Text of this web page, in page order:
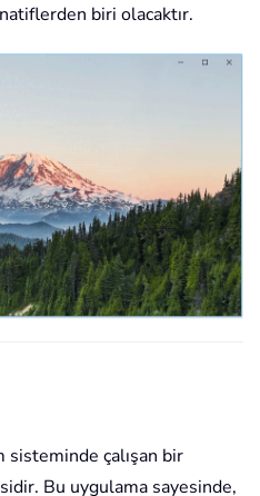
biri olacaktır.
çalışan bir
Bu uygulama sayesinde,